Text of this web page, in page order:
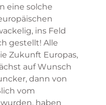
eine solche
ins Feld
gestellt! Alle
Zukunft Europas,
auf Wunsch
dann von
vom
haben